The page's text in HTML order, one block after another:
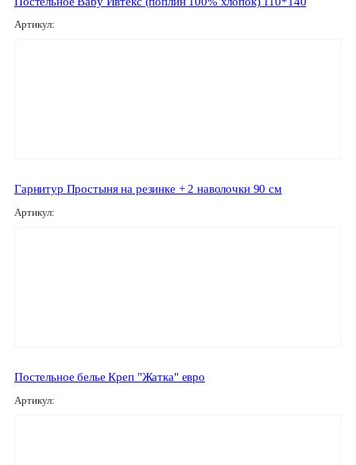
Артикул:
Гарнитур Простыня на резинке + 2 наволочки 90 см
Артикул:
Постельное белье Креп "Жатка" евро
Артикул: